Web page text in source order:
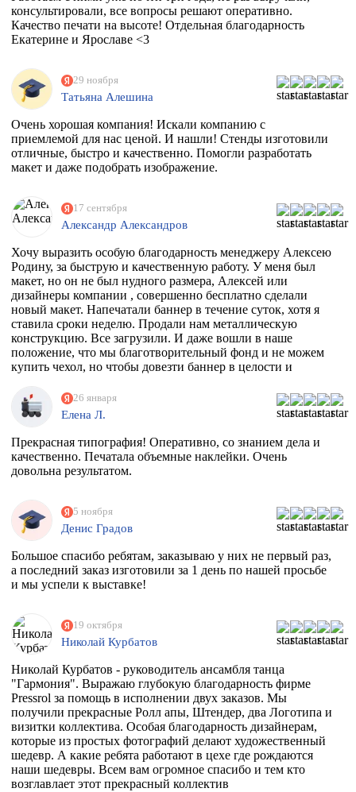
консультировали, все вопросы решают оперативно.
Качество печати на высоте! Отдельная благодарность
Екатерине и Ярославе <3
29 ноября
Татьяна Алешина
Очень хорошая компания! Искали компанию с
приемлемой для нас ценой. И нашли! Стенды изготовили
отличные, быстро и качественно. Помогли разработать
макет и даже подобрать изображение.
17 сентября
Александр Александров
Хочу выразить особую благодарность менеджеру Алексею
Родину, за быструю и качественную работу. У меня был
макет, но он не был нудного размера, Алексей или
дизайнеры компании , совершенно бесплатно сделали
новый макет. Напечатали баннер в течение суток, хотя я
ставила сроки неделю. Продали нам металлическую
конструкцию. Все загрузили. И даже вошли в наше
положение, что мы благотворительный фонд и не можем
купить чехол, но чтобы довезти баннер в целости и
Огромное спасибо вам. Скоро будем новый баннер
печатать, обязательно обратимся к вам
26 января
Елена Л.
Прекрасная типография! Оперативно, со знанием дела и
качественно. Печатала объемные наклейки. Очень
довольна результатом.
5 ноября
Денис Градов
Большое спасибо ребятам, заказываю у них не первый раз,
а последний заказ изготовили за 1 день по нашей просьбе
и мы успели к выставке!
19 октября
Николай Курбатов
Николай Курбатов - руководитель ансамбля танца
"Гармония". Выражаю глубокую благодарность фирме
Pressrol за помощь в исполнении двух заказов. Мы
получили прекрасные Ролл апы, Штендер, два Логотипа и
визитки коллектива. Особая благодарность дизайнерам,
которые из простых фотографий делают художественный
шедевр. А какие ребята работают в цехе где рождаются
наши шедевры. Всем вам огромное спасибо и тем кто
возглавлает этот прекрасный коллектив